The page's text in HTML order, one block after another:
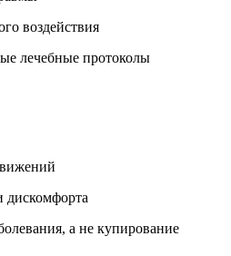
воздействия
лечебные протоколы
дискомфорта
а не купирование